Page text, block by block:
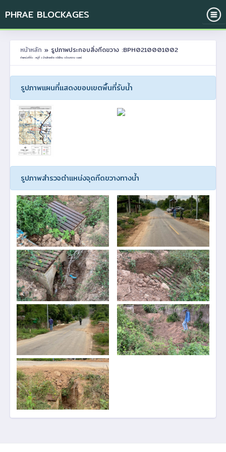
PHRAE BLOCKAGES
หน้าหลัก » รูปภาพประกอบสิ่งกีดขวาง :BPH0210001002
ตำแหน่งที่ตั้ง : หมู่ที่ 1 บ้านไทรพร้าว ต.ไผ่โทน อ.ร้องกวาง จ.แพร่
รูปภาพแผนที่แสดงขอบเขตพื้นที่รับน้ำ
รูปภาพสำรวจตำแหน่งจุดกีดขวางทางน้ำ